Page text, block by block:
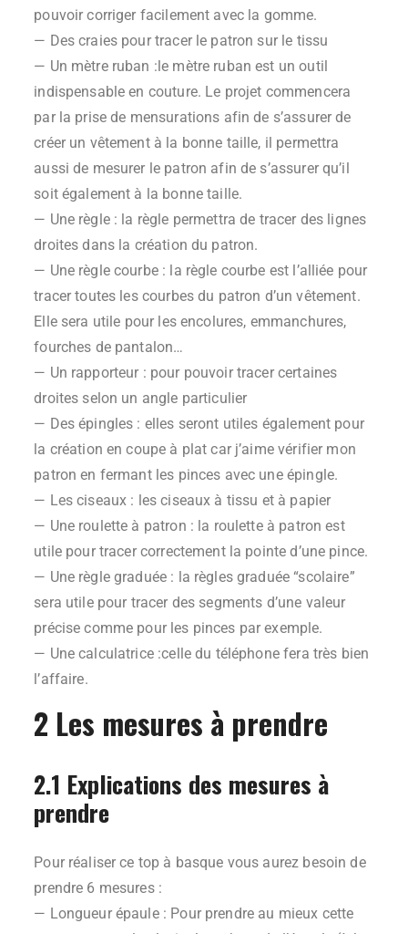
pouvoir corriger facilement avec la gomme.
— Des craies pour tracer le patron sur le tissu
— Un mètre ruban :le mètre ruban est un outil
indispensable en couture. Le projet commencera
par la prise de mensurations afin de s’assurer de
créer un vêtement à la bonne taille, il permettra
aussi de mesurer le patron afin de s’assurer qu’il
soit également à la bonne taille.
— Une règle : la règle permettra de tracer des lignes
droites dans la création du patron.
— Une règle courbe : la règle courbe est l’alliée pour
tracer toutes les courbes du patron d’un vêtement.
Elle sera utile pour les encolures, emmanchures,
fourches de pantalon…
— Un rapporteur : pour pouvoir tracer certaines
droites selon un angle particulier
— Des épingles : elles seront utiles également pour
la création en coupe à plat car j’aime vérifier mon
patron en fermant les pinces avec une épingle.
— Les ciseaux : les ciseaux à tissu et à papier
— Une roulette à patron : la roulette à patron est
utile pour tracer correctement la pointe d’une pince.
— Une règle graduée : la règles graduée “scolaire”
sera utile pour tracer des segments d’une valeur
précise comme pour les pinces par exemple.
— Une calculatrice :celle du téléphone fera très bien
l’affaire.
2 Les mesures à prendre
2.1 Explications des mesures à
prendre
Pour réaliser ce top à basque vous aurez besoin de
prendre 6 mesures :
— Longueur épaule : Pour prendre au mieux cette